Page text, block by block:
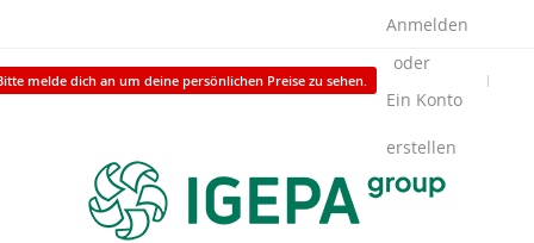
melde dich an um deine persönlichen Preise zu sehen.
Anmelden
Ein Konto
erstellen